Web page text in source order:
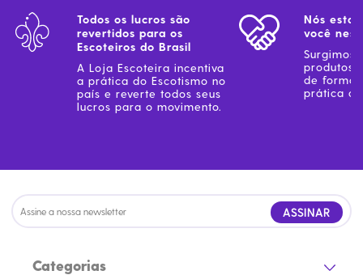
Todos os lucros são
revertidos para os
Escoteiros do Brasil
A Loja Escoteira incentiva
a prática do Escotismo no
país e reverte todos seus
lucros para o movimento.
Nós
você
Surgimos
produtos
de forma
prática
ASSINAR
Categorias